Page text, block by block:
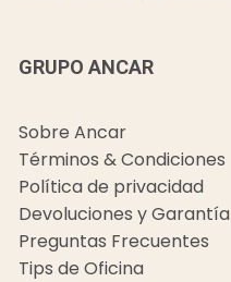
GRUPO ANCAR
Sobre Ancar
Términos & Condiciones
Política de privacidad
Devoluciones y Garantía
Preguntas Frecuentes
Tips de Oficina